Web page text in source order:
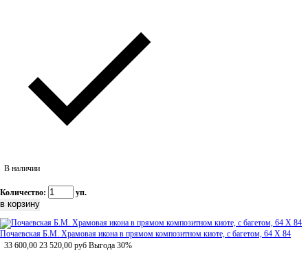
В наличии
Количество: уп.
Почаевская Б.М. Храмовая икона в прямом композитном киоте, с багетом, 64 Х 84
33 600,00 23 520,00 руб Выгода 30%